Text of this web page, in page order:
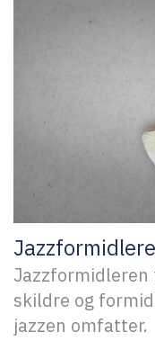
Jazzformidleren
skildre og
jazzen omfatter.